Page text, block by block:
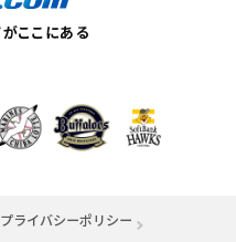
プライバシーポリシー